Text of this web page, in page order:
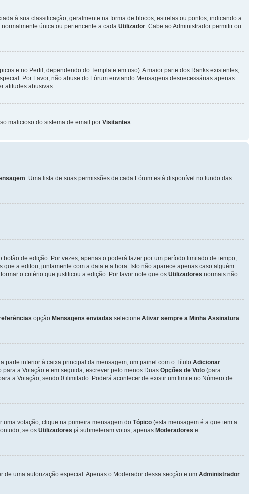
à sua classificação, geralmente na forma de blocos, estrelas ou pontos, indicando a
normalmente única ou pertencente a cada Utilizador. Cabe ao Administrador permitir ou
e no Perfil, dependendo do Template em uso). A maior parte dos Ranks existentes,
Por Favor, não abuse do Fórum enviando Mensagens desnecessárias apenas
atitudes abusivas.
malicioso do sistema de email por Visitantes.
. Uma lista de suas permissões de cada Fórum está disponível no fundo das
de edição. Por vezes, apenas o poderá fazer por um período limitado de tempo,
a editou, juntamente com a data e a hora. Isto não aparece apenas caso alguém
o critério que justificou a edição. Por favor note que os Utilizadores normais não
opção Mensagens enviadas selecione Ativar sempre a Minha Assinatura.
parte inferior à caixa principal da mensagem, um painel com o Título Adicionar
a Votação e em seguida, escrever pelo menos Duas Opções de Voto (para
a Votação, sendo 0 ilimitado. Poderá acontecer de existir um limite no Número de
uma votação, clique na primeira mensagem do Tópico (esta mensagem é a que tem a
se os Utilizadores já submeteram votos, apenas Moderadores e
de uma autorização especial. Apenas o Moderador dessa secção e um Administrador